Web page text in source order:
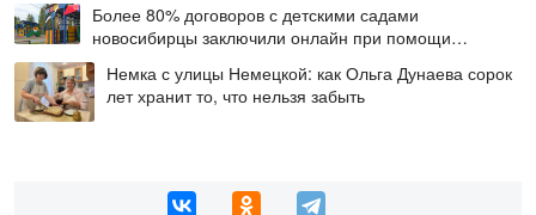
Более 80% договоров с детскими садами
новосибирцы заключили онлайн при помощи
цифровой подписи
Немка с улицы Немецкой: как Ольга Дунаева сорок
лет хранит то, что нельзя забыть